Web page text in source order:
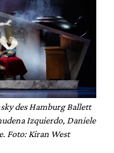
des Hamburg Ballett
Izquierdo, Daniele
Foto: Kiran West